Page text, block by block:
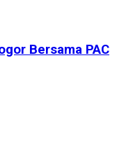
Bersama PAC